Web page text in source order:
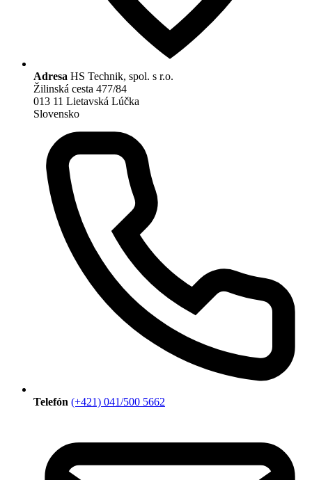
Adresa HS Technik, spol. s r.o.
Žilinská cesta 477/84
013 11 Lietavská Lúčka
Slovensko
Telefón (+421) 041/500 5662